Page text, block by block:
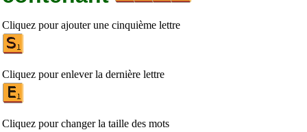
Cliquez pour ajouter une cinquième lettre
Cliquez pour enlever la dernière lettre
Cliquez pour changer la taille des mots